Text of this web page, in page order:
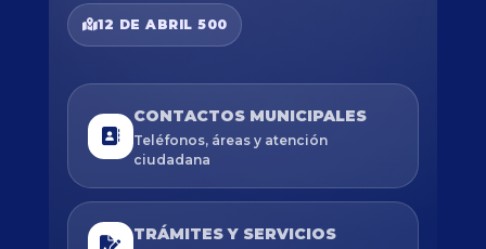
12 DE ABRIL 500
CONTACTOS MUNICIPALES
Teléfonos, áreas y atención
ciudadana
TRÁMITES Y SERVICIOS